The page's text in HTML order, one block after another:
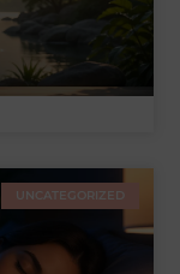
UNCATEGORIZED